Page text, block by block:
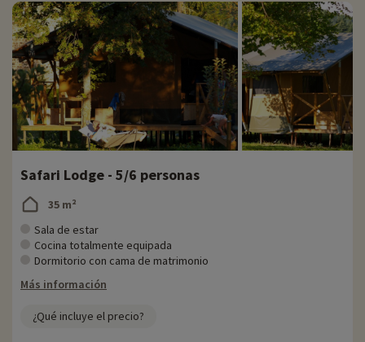
Para obtener información precisa sobre las actividades disponibles in
situ (fechas de apertura, edades de los clubes, contenido de los
paquetes para bebés, etc.),
¡haga clic aquí!
En el Cosy Camp, disfrutará de una piscina exterior climatizada, con
una piscina infantil para los más pequeños. Es la manera perfecta de
relajarse después de un gran día fuera. También dispone de una zona
de relajación con piscina cubierta climatizada, bañera de
hidromasaje, natación contracorriente y música.
También hay un parque infantil, campo de fútbol, pista de voleibol,
campo de petanca, mesas de ping pong, canoas, juegos, libros, así
como un pequeño accrobranche y bicicletas para mantenerte
ocupado durante toda tu estancia.
El restaurante
CosyCamp sólo trabaja con productores locales y ofrece comida de
Safari Lodge - 5/6 personas
35 m²
Sala de estar
Cocina totalmente equipada
Dormitorio con cama de matrimonio
Más información
¿Qué incluye el precio?